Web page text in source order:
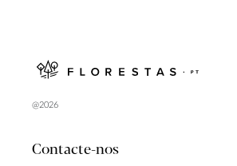
@2026
Contacte-nos